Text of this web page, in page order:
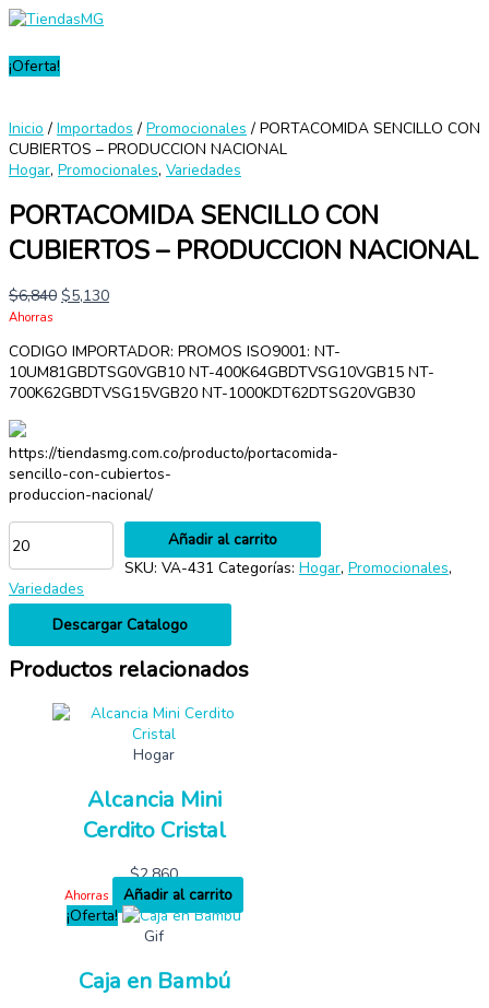
Ir
al
contenido
principal
¡Oferta!
Inicio / Importados / Promocionales / PORTACOMIDA SENCILLO CON
CUBIERTOS – PRODUCCION NACIONAL
Hogar, Promocionales, Variedades
PORTACOMIDA SENCILLO CON
CUBIERTOS – PRODUCCION NACIONAL
$6,840 $5,130
Ahorras
CODIGO IMPORTADOR: PROMOS ISO9001: NT-
10UM81GBDTSG0VGB10 NT-400K64GBDTVSG10VGB15 NT-
700K62GBDTVSG15VGB20 NT-1000KDT62DTSG20VGB30
https://tiendasmg.com.co/producto/portacomida-
sencillo-con-cubiertos-
produccion-nacional/
PORTACOMIDA
SENCILLO
CON
CUBIERTOS
NACIONAL
cantidad
Añadir al carrito
SKU: VA-431 Categorías: Hogar, Promocionales,
Variedades
Descargar Catalogo
Productos relacionados
Hogar
Alcancia Mini
Cerdito Cristal
$2,860
Ahorras
Añadir al carrito
¡Oferta!
Gif
Caja en Bambú